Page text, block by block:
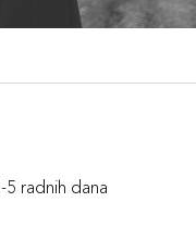
5 radnih dana